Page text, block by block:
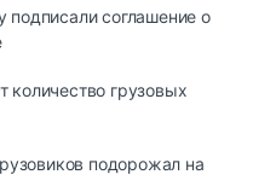
подписали соглашение о
количество грузовых
подорожал на